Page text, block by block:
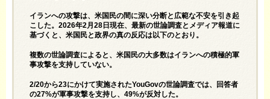
イランへの攻撃は、米国民の間に深い分断と広範な不安を引き起
こした。2026年2月28日現在、最新の世論調査とメディア報道に
基づくと、米国民と政界の真の反応は以下のとおり。
複数の世論調査によると、米国民の大多数はイランへの積極的軍
事攻撃を支持していない。
2/20から23にかけて実施されたYouGovの世論調査では、回答者
の27%が軍事攻撃を支持し、49%が反対した。